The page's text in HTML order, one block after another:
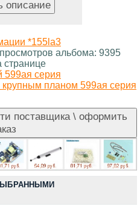
*155la3
альбома: 9395
странице
599ая серия
планом 599ая серия